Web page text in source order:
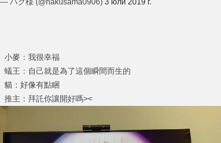
— ハク様 (@hakusama0906) 3 юли 2019 г.
小麥：我很幸福
蟻王：自己就是為了這個瞬間而生的
貓：好像有點睏
推主：拜託你讓開好嗎><